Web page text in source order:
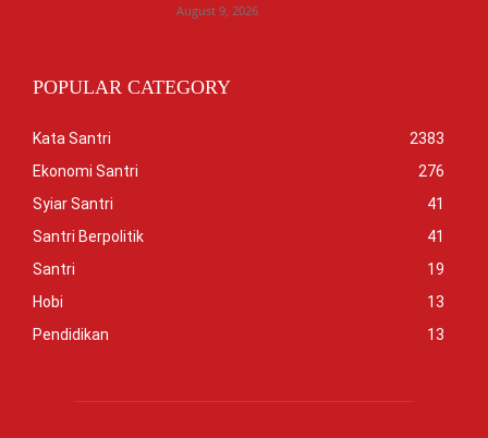
August 9, 2026
POPULAR CATEGORY
Kata Santri
2383
Ekonomi Santri
276
Syiar Santri
41
Santri Berpolitik
41
Santri
19
Hobi
13
Pendidikan
13